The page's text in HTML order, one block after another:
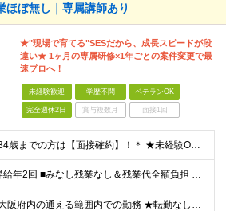
ぼ無し｜専属講師あり
★"現場で育てる"SESだから、成長スピードが段
違い★ 1ヶ月の専属研修×1年ごとの案件変更で最
速プロへ！
未経験歓迎 学歴不問 ベテランOK
完全週休2日 賞与複数月 面接1回
＊34歳までの方は【面接確約】！＊ ★未経験OK＆経歴一切不問！ ★正社員デビューの方も歓迎します！ ★第二新卒・既卒歓迎 ★学歴不問 ＊専属の講師や1on1のサポートもあり、安心してスタートできま
■昇給年2回 ■みなし残業なし＆残業代全額負担 ■資格取得報奨金あり（5,000円～10万円） ★IT系の資格をお持ちの方は【月給30万円～】スタートが可能！ 月給21万5000円～60万円 未経
★大阪府内の通える範囲内での勤務 ★転勤なし！ 【新入社員研修の実施場所】 オフィス：大阪府大阪市北区西天満4-3-17 MF西天満ビル12F ※研修後は大阪府内の各プロジェクト先となります。 ※